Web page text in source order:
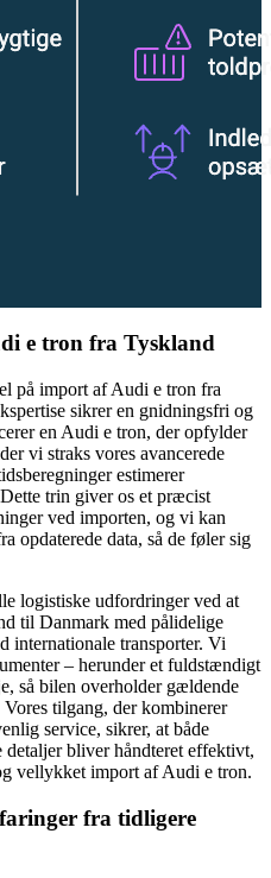
e tron fra Tyskland
på import af Audi e tron fra
sikrer en gnidningsfri og
en Audi e tron, der opfylder
vi straks vores avancerede
estimerer
trin giver os et præcist
ved importen, og vi kan
opdaterede data, så de føler sig
logistiske udfordringer ved at
til Danmark med pålidelige
internationale transporter. Vi
– herunder et fuldstændigt
så bilen overholder gældende
tilgang, der kombinerer
service, sikrer, at både
bliver håndteret effektivt,
vellykket import af Audi e tron.
fra tidligere